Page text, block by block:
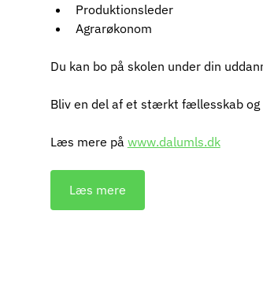
Produktionsleder
Agrarøkonom
Du kan bo på skolen under din
Bliv en del af et stærkt fællesskab og
Læs mere på www.dalumls.dk
Læs mere